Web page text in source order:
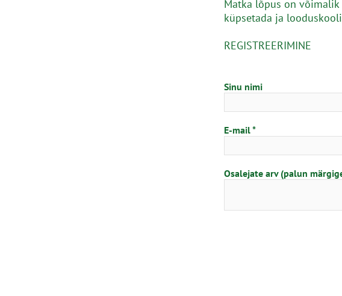
Matka lõpus on
küpsetada ja
REGISTREERIMINE
Sinu nimi
E-mail
Osalejate arv (palun